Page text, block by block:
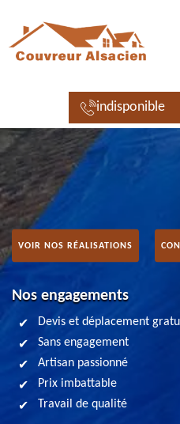
indisponible
VOIR NOS RÉALISATIONS
Nos engagements
Devis et déplacement
Sans engagement
Artisan passionné
Prix imbattable
Travail de qualité